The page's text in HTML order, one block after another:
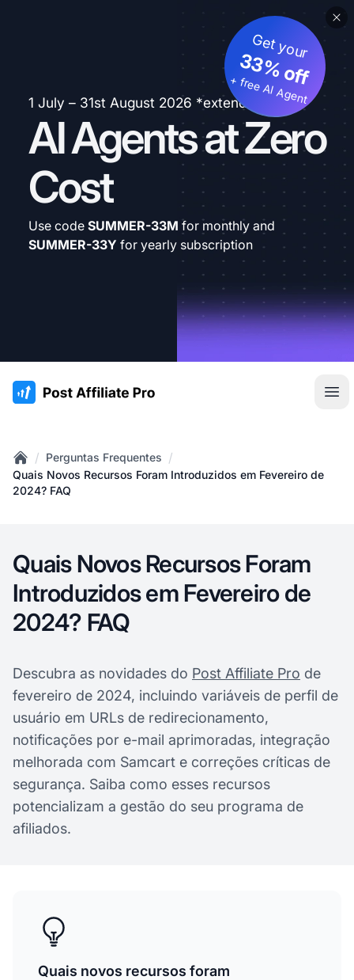
1 July – 31st August 2026 *extended
AI Agents at Zero
Cost
Get your
33% off
+ free AI Agent
Use code SUMMER-33M for monthly and
SUMMER-33Y for yearly subscription
:site.title
Home
/ Perguntas Frequentes /
Quais Novos Recursos Foram Introduzidos em Fevereiro de
2024? FAQ
Quais Novos Recursos Foram
Introduzidos em Fevereiro de
2024? FAQ
Descubra as novidades do Post Affiliate Pro de
fevereiro de 2024, incluindo variáveis de perfil de
usuário em URLs de redirecionamento,
notificações por e-mail aprimoradas, integração
melhorada com Samcart e correções críticas de
segurança. Saiba como esses recursos
potencializam a gestão do seu programa de
afiliados.
Quais novos recursos foram